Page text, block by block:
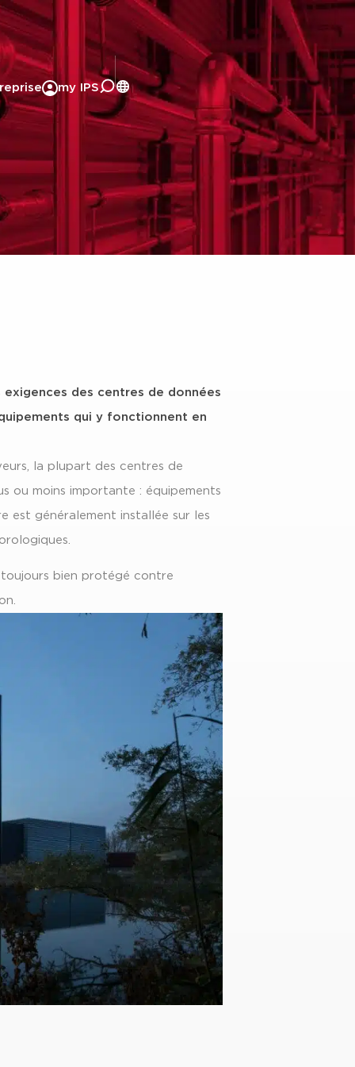
exigences des centres de données
qui y fonctionnent en
la plupart des centres de
ou moins importante : équipements
est généralement installée sur les
bien protégé contre